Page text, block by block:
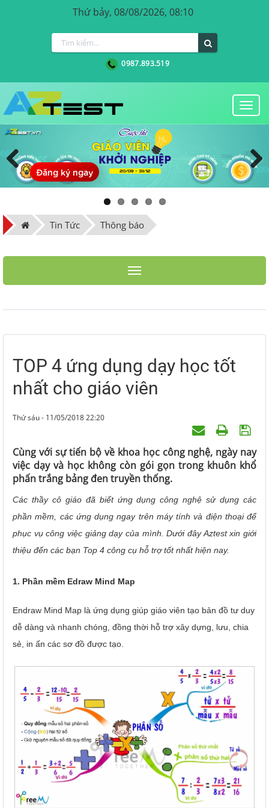
Thứ bảy, 08/08/2026, 08:10
0987.893.519
Đăng ký ngay
Previous Next
Tin Tức Thông báo
Toggle navigation
TOP 4 ứng dụng dạy học tốt
nhất cho giáo viên
Thứ sáu - 11/05/2018 22:20
Cùng với sự tiến bộ về khoa học công nghệ, ngày nay
việc dạy và học không còn gói gọn trong khuôn khổ
phấn trắng bảng đen truyền thống.
Các thầy cô giáo đã biết ứng dụng công nghệ sử dụng các
phần mềm, các ứng dụng ngay trên máy tính và điện thoại để
phục vụ công việc giảng dạy của mình. Dưới đây Aztest xin giới
thiệu đến các bạn Top 4 công cụ hỗ trợ tốt nhất hiện nay.
1. Phần mềm Edraw Mind Map
Endraw Mind Map là ứng dụng giúp giáo viên tạo bản đồ tư duy
dễ dàng và nhanh chóng, đồng thời hỗ trợ xây dựng, lưu, chia
sẻ, in ấn các sơ đồ được tạo.